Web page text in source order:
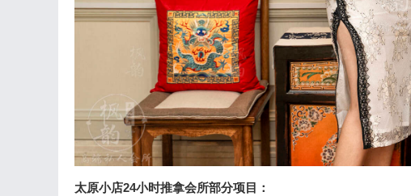
太原小店24小时推拿会所部分项目：